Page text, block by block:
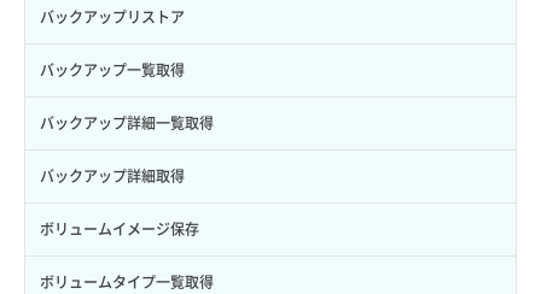
サブユーザー作成
サブユーザー削除
サブユーザー更新
サブユーザー詳細取得
トークン発行
パーミッション一覧取得
バックアップリストア
バックアップ一覧取得
バックアップ詳細一覧取得
バックアップ詳細取得
ボリュームイメージ保存
ボリュームタイプ一覧取得